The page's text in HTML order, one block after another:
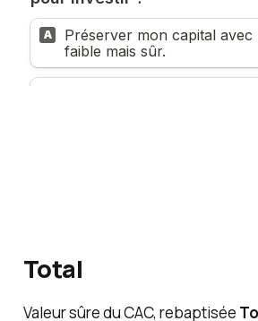
Total
Valeur sûre du CAC, rebaptisée